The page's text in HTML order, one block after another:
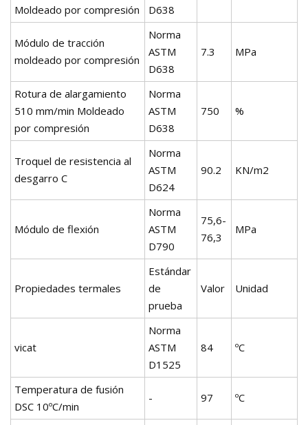
Moldeado por compresión
D638
Módulo de tracción
moldeado por compresión
Norma
ASTM
D638
7.3 MPa
Rotura de alargamiento
510 mm/min Moldeado
por compresión
Norma
ASTM
D638
750 %
Troquel de resistencia al
desgarro C
Norma
ASTM
D624
90.2 KN/m2
Módulo de flexión
Norma
ASTM
D790
75,6-
76,3
MPa
Propiedades termales
Estándar
de
prueba
Valor Unidad
vicat
Norma
ASTM
D1525
84 ºC
Temperatura de fusión
DSC 10ºC/min
- 97 ºC